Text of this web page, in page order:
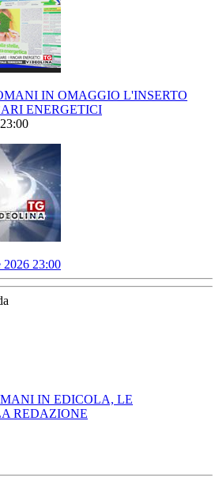
IN OMAGGIO L'INSERTO
ENERGETICI
2026 23:00
IN EDICOLA, LE
REDAZIONE